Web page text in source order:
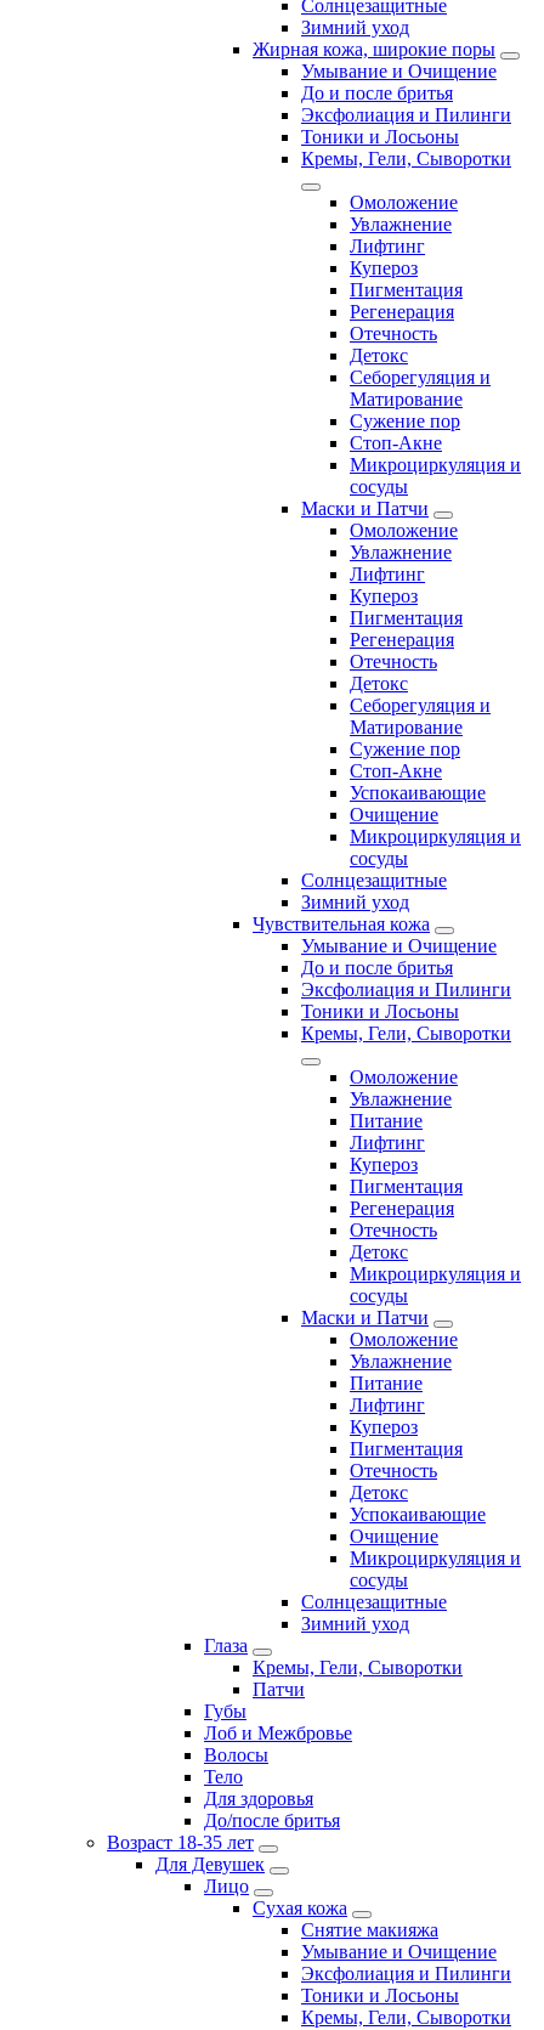
Солнцезащитные
Зимний уход
Жирная кожа, широкие поры
Умывание и Очищение
До и после бритья
Эксфолиация и Пилинги
Тоники и Лосьоны
Кремы, Гели, Сыворотки
Омоложение
Увлажнение
Лифтинг
Купероз
Пигментация
Регенерация
Отечность
Детокс
Себорегуляция и
Матирование
Сужение пор
Стоп-Акне
Микроциркуляция и
сосуды
Маски и Патчи
Омоложение
Увлажнение
Лифтинг
Купероз
Пигментация
Регенерация
Отечность
Детокс
Себорегуляция и
Матирование
Сужение пор
Стоп-Акне
Успокаивающие
Очищение
Микроциркуляция и
сосуды
Солнцезащитные
Зимний уход
Чувствительная кожа
Умывание и Очищение
До и после бритья
Эксфолиация и Пилинги
Тоники и Лосьоны
Кремы, Гели, Сыворотки
Омоложение
Увлажнение
Питание
Лифтинг
Купероз
Пигментация
Регенерация
Отечность
Детокс
Микроциркуляция и
сосуды
Маски и Патчи
Омоложение
Увлажнение
Питание
Лифтинг
Купероз
Пигментация
Отечность
Детокс
Успокаивающие
Очищение
Микроциркуляция и
сосуды
Солнцезащитные
Зимний уход
Глаза
Кремы, Гели, Сыворотки
Патчи
Губы
Лоб и Межбровье
Волосы
Тело
Для здоровья
До/после бритья
Возраст 18-35 лет
Для Девушек
Лицо
Сухая кожа
Снятие макияжа
Умывание и Очищение
Эксфолиация и Пилинги
Тоники и Лосьоны
Кремы, Гели, Сыворотки